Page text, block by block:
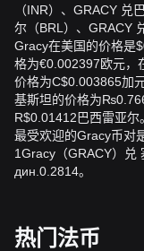
（INR）、GRACY 兑
尔（BRL）、GRACY
Gracy在美国的价格是
格为€0.002397欧元，
价格为C$0.003865加
基斯坦的价格为
R$0.01412巴西雷亚尔。
最受欢迎的Gracy币对
1Gracy（GRACY）兑
дин.0.2814。
热门法币